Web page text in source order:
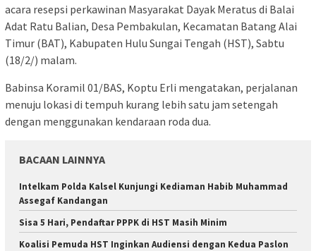
acara resepsi perkawinan Masyarakat Dayak Meratus di Balai
Adat Ratu Balian, Desa Pembakulan, Kecamatan Batang Alai
Timur (BAT), Kabupaten Hulu Sungai Tengah (HST), Sabtu
(18/2/) malam.
Babinsa Koramil 01/BAS, Koptu Erli mengatakan, perjalanan
menuju lokasi di tempuh kurang lebih satu jam setengah
dengan menggunakan kendaraan roda dua.
BACAAN LAINNYA
Intelkam Polda Kalsel Kunjungi Kediaman Habib Muhammad
Assegaf Kandangan
Sisa 5 Hari, Pendaftar PPPK di HST Masih Minim
Koalisi Pemuda HST Inginkan Audiensi dengan Kedua Paslon